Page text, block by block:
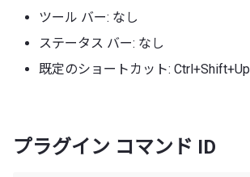
ツール バー: なし
ステータス バー: なし
既定のショートカット: Ctrl+Shift+Up
プラグイン コマンド ID